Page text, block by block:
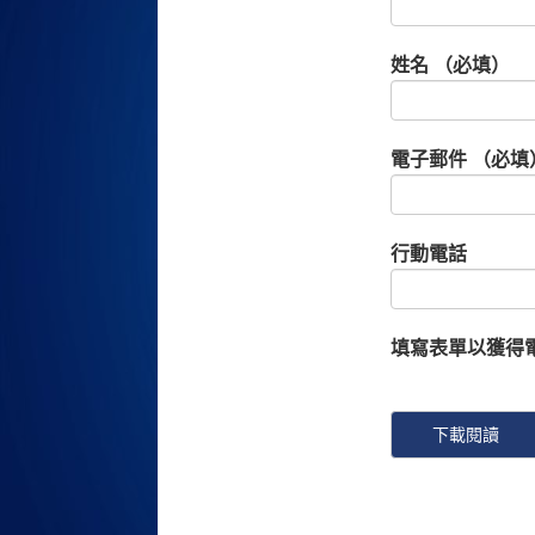
姓名 （必填）
電子郵件 （必填）
行動電話
填寫表單以獲得